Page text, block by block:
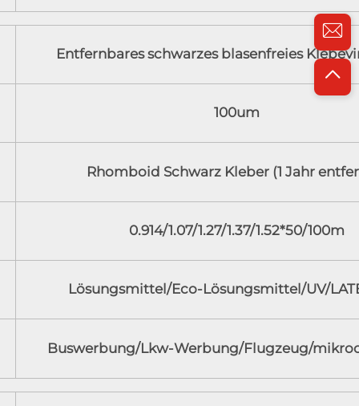
Entfernbares schwarzes blasenfreies
100um
Rhomboid Schwarz Kleber (1 Jahr
0.914/1.07/1.27/1.37/1.52*50/100m
Lösungsmittel/Eco-Lösungsmittel/UV/
Buswerbung/Lkw-Werbung/Flugzeug/